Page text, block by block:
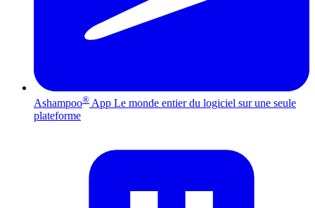
Ashampoo® App Le monde entier du logiciel sur une seule
plateforme